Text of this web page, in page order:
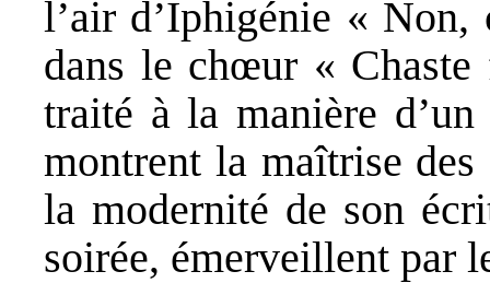
l’air d’Iphigénie «
dans le chœur «
traité à la manière
montrent la maîtrise
la modernité de son
soirée, émerveillent par